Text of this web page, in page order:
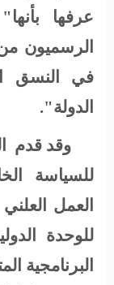
عرفها
الرسميون
في النسق
الدولة".
وقد قدم
للسياسة
العمل
للوحدة
البرنامجية